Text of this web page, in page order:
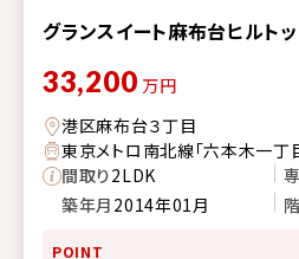
グランスイート麻布台ヒルト
33,200 万円
港区麻布台３丁目
東京メトロ南北線「六本木一
間取り2LDK
築年月 2014年01月
POINT